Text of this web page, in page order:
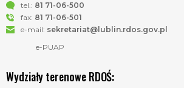
tel.: 81 71-06-500
fax: 81 71-06-501
e-mail: sekretariat@lublin.rdos.gov.pl
e-PUAP
Wydziały terenowe RDOŚ: